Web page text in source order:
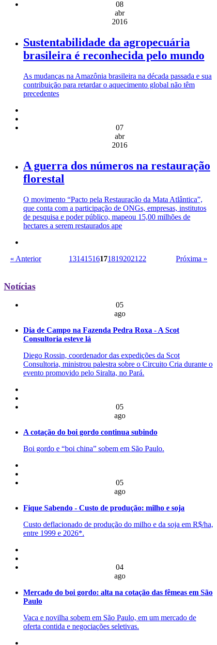
08
abr
2016
Sustentabilidade da agropecuária
brasileira é reconhecida pelo mundo
As mudanças na Amazônia brasileira na década passada e sua
contribuição para retardar o aquecimento global não têm
precedentes
07
abr
2016
A guerra dos números na restauração
florestal
O movimento “Pacto pela Restauração da Mata Atlântica”,
que conta com a participação de ONGs, empresas, institutos
de pesquisa e poder público, mapeou 15,00 milhões de
hectares a serem restaurados ape
« Anterior 131415161718192021 22 Próxima »
Notícias
05
ago
Dia de Campo na Fazenda Pedra Roxa - A Scot
Consultoria esteve lá
Diego Rossin, coordenador das expedições da Scot
Consultoria, ministrou palestra sobre o Circuito Cria durante o
evento promovido pelo Siralta, no Pará.
05
ago
A cotação do boi gordo continua subindo
Boi gordo e “boi china” sobem em São Paulo.
05
ago
Fique Sabendo - Custo de produção: milho e soja
Custo deflacionado de produção do milho e da soja em R$/ha,
entre 1999 e 2026*.
04
ago
Mercado do boi gordo: alta na cotação das fêmeas em São
Paulo
Vaca e novilha sobem em São Paulo, em um mercado de
oferta contida e negociações seletivas.